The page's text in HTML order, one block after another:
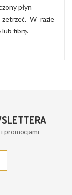
płyn
W razie
lub fibrę.
i promocjami